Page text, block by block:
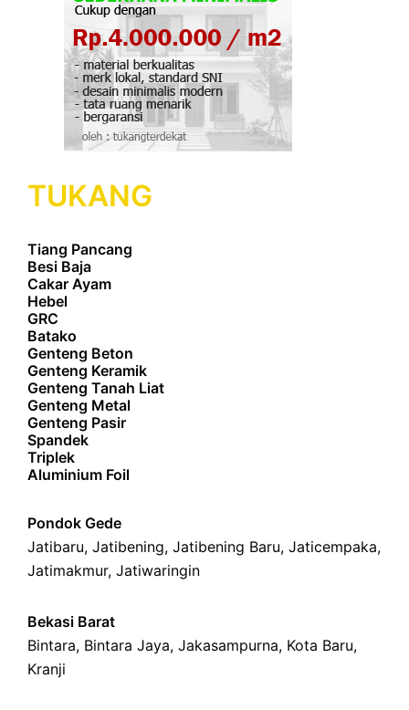
TUKANG
Tiang Pancang
Besi Baja
Cakar Ayam
Hebel
GRC
Batako
Genteng Beton
Genteng Keramik
Genteng Tanah Liat
Genteng Metal
Genteng Pasir
Spandek
Triplek
Aluminium Foil
Pondok Gede
Jatibaru, Jatibening, Jatibening Baru, Jaticempaka,
Jatimakmur, Jatiwaringin
Bekasi Barat
Bintara, Bintara Jaya, Jakasampurna, Kota Baru,
Kranji